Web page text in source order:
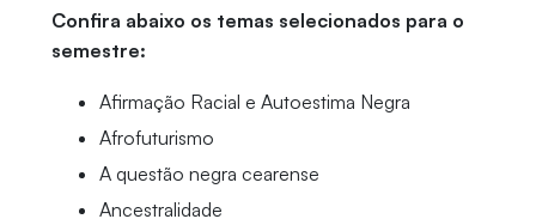
Confira abaixo os temas selecionados para o
semestre:
Afirmação Racial e Autoestima Negra
Afrofuturismo
A questão negra cearense
Ancestralidade